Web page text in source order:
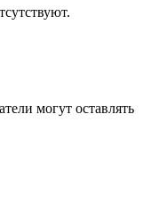
могут оставлять